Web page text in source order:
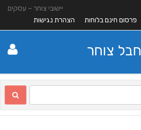
יישובי צוחר – עסקים
פרסום חינם בלוחות הצהרת נגישות
חבל צוחר